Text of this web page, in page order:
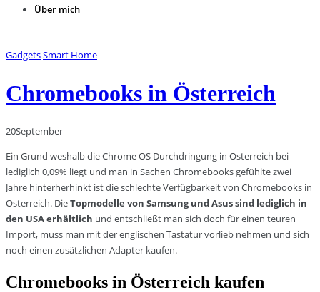
Über mich
GadgetsSmart Home
Chromebooks in Österreich
20September
Ein Grund weshalb die Chrome OS Durchdringung in Österreich bei
lediglich 0,09% liegt und man in Sachen Chromebooks gefühlte zwei
Jahre hinterherhinkt ist die schlechte Verfügbarkeit von Chromebooks in
Österreich. DieTopmodelle von Samsung und Asus sind lediglich in
den USA erhältlich und entschließt man sich doch für einen teuren
Import, muss man mit der englischen Tastatur vorlieb nehmen und sich
noch einen zusätzlichen Adapter kaufen.
Chromebooks in Österreich kaufen